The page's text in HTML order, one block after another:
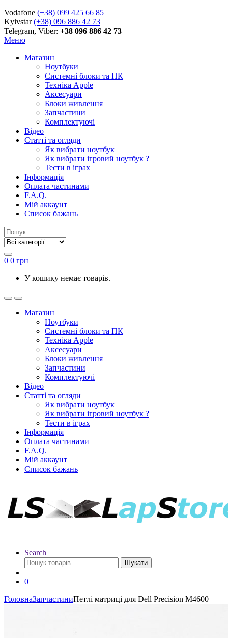
Vodafone (+38) 099 425 66 85
Kyivstar(+38) 096 886 42 73
Telegram, Viber: +38 096 886 42 73
Меню
Магазин
Ноутбуки
Системні блоки та ПК
Техніка Apple
Аксесуари
Блоки живлення
Запчастини
Комплектуючі
Відео
Статті та огляди
Як вибрати ноутбук
Як вибрати ігровий ноутбук ?
Тести в іграх
Інформація
Оплата частинами
F.A.Q.
Мій аккаунт
Список бажань
0 0 грн
У кошику немає товарів.
Магазин
Ноутбуки
Системні блоки та ПК
Техніка Apple
Аксесуари
Блоки живлення
Запчастини
Комплектуючі
Відео
Статті та огляди
Як вибрати ноутбук
Як вибрати ігровий ноутбук ?
Тести в іграх
Інформація
Оплата частинами
F.A.Q.
Мій аккаунт
Список бажань
Search
Шукати
0
ГоловнаЗапчастиниПетлі матриці для Dell Precision M4600